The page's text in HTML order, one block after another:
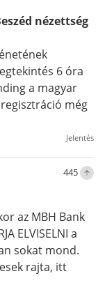
nézettség
6 óra
a magyar
még
Jelentés
445
az MBH Bank
ELVISELNI a
sokat mond.
rajta, itt